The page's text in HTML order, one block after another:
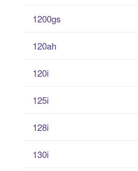
1200gs
120ah
120i
125i
128i
130i